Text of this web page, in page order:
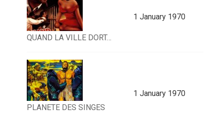
QUAND LA VILLE DORT…
1 January 1970
PLANETE DES SINGES
1 January 1970